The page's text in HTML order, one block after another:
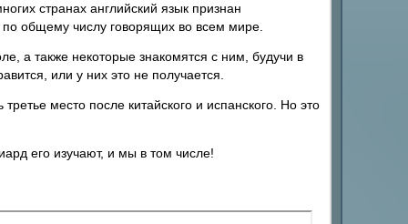
странах английский язык признан
общему числу говорящих во всем мире.
а также некоторые знакомятся с ним, будучи в
или у них это не получается.
место после китайского и испанского. Но это
его изучают, и мы в том числе!